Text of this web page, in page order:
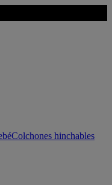
Colchones hinchables